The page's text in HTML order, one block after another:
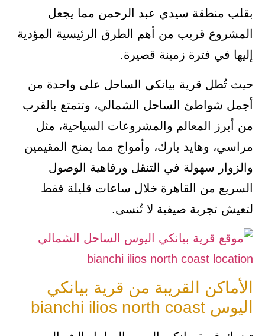
بقلب منطقة سيدي عبد الرحمن مما يجعل
المشروع قريب من أهم الطرق الرئيسية المؤدية
إليها في فترة زمينة قصيرة.
حيث تُطل قرية بيانكي الساحل على واحدة من
أجمل شواطئ الساحل الشمالي، وتتمتع بالقرب
من أبرز المعالم والمشروعات السياحية، مثل
مراسي، وهايد بارك، وأمواج مما يمنح المقيمين
والزوار سهولة في التنقل ورفاهية الوصول
السريع من القاهرة خلال ساعات قليلة فقط
لتعيش تجربة صيفية لا تُنسى.
الأماكن القريبة من قرية بيانكي
اليوس bianchi ilios north coast